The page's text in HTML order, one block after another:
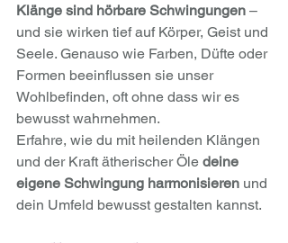
Klänge sind hörbare Schwingungen –
und sie wirken tief auf Körper, Geist und
Seele. Genauso wie Farben, Düfte oder
Formen beeinflussen sie unser
Wohlbefinden, oft ohne dass wir es
bewusst wahrnehmen.
Erfahre, wie du mit heilenden Klängen
und der Kraft ätherischer Öle deine
eigene Schwingung harmonisieren und
dein Umfeld bewusst gestalten kannst.